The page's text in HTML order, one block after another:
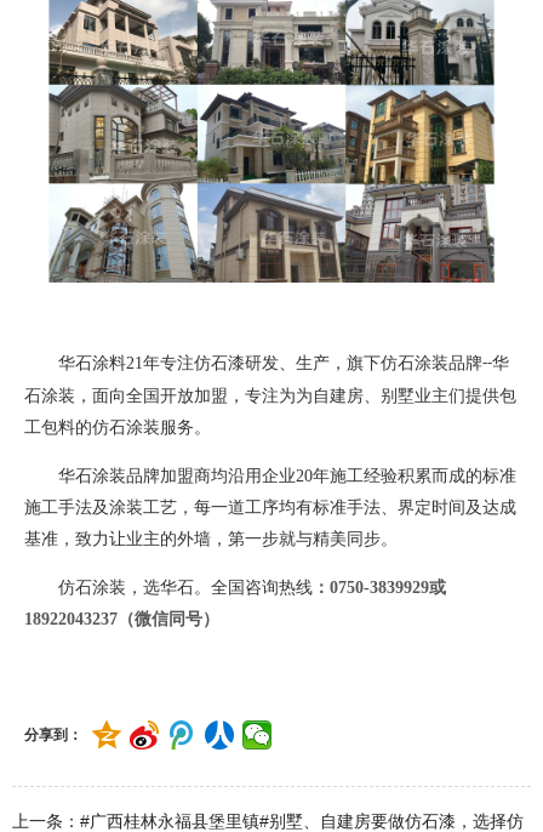
华石涂料21年专注仿石漆研发、生产，旗下仿石涂装品牌--华
石涂装，面向全国开放加盟，专注为为自建房、别墅业主们提供包
工包料的仿石涂装服务。
华石涂装品牌加盟商均沿用企业20年施工经验积累而成的标准
施工手法及涂装工艺，每一道工序均有标准手法、界定时间及达成
基准，致力让业主的外墙，第一步就与精美同步。
仿石涂装，选华石。全国咨询热线 ： 0750-3839929或
18922043237（微信同号）
分享到：
上一条：#广西桂林永福县堡里镇#别墅、自建房要做仿石漆，选择仿